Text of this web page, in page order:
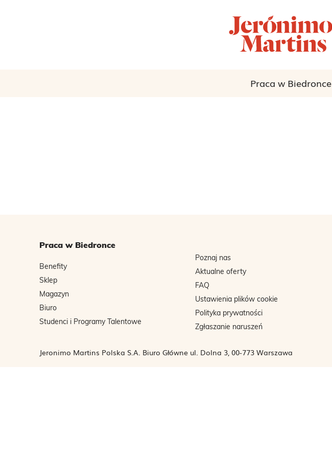
Praca w Biedronce
Praca w Biedronce
Benefity
Sklep
Magazyn
Biuro
Studenci i Programy Talentowe
Poznaj nas
Aktualne oferty
FAQ
Ustawienia plików cookie
Polityka prywatności
Zgłaszanie naruszeń
Jeronimo Martins Polska S.A. Biuro Główne ul. Dolna 3, 00-773 Warszawa